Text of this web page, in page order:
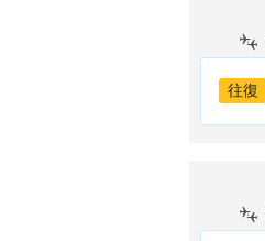
往復